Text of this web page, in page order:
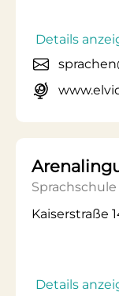
Details
Sprachschule
Kaiserstraße
Details